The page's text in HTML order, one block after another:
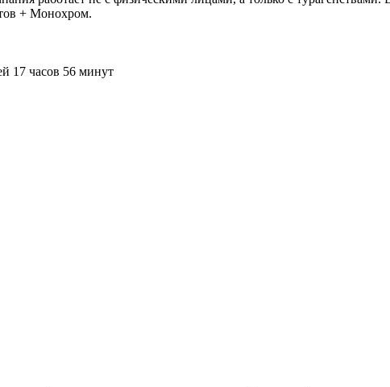
+ Монохром.
17 часов 56 минут